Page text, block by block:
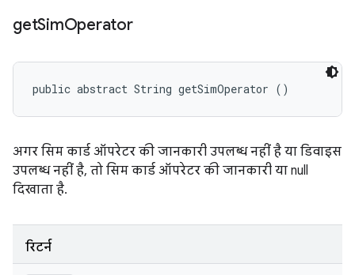
getSimOperator
public abstract String getSimOperator ()
अगर सिम कार्ड ऑपरेटर की जानकारी उपलब्ध नहीं है या डिवाइस
उपलब्ध नहीं है, तो सिम कार्ड ऑपरेटर की जानकारी या null
दिखाता है.
रिटर्न